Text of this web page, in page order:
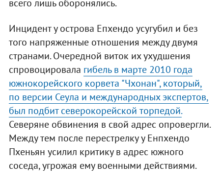
всего лишь оборонялись.
Инцидент у острова Епхендо усугубил и без
того напряженные отношения между двумя
странами. Очередной виток их ухудшения
спровоцировала гибель в марте 2010 года
южнокорейского корвета "Чхонан", который,
по версии Сеула и международных экспертов,
был подбит северокорейской торпедой.
Северяне обвинения в свой адрес опровергли.
Между тем после перестрелку у Енпхендо
Пхеньян усилил критику в адрес южного
соседа, угрожая ему военными действиями.